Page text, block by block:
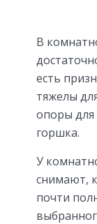
В
есть
тяжелы
опоры для
горшка.
У
снимают,
почти